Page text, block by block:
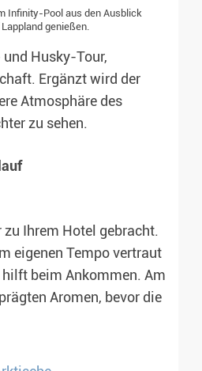
Infinity-Pool aus den Ausblick
genießen.
Husky-Tour,
Ergänzt wird der
Atmosphäre des
zu sehen.
Ihrem Hotel gebracht.
eigenen Tempo vertraut
beim Ankommen. Am
Aromen, bevor die